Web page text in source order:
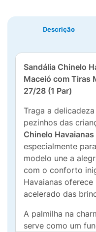
Descrição
Sandália Chinelo
Maceió com Tiras
27/28 (1 Par)
Traga a
pezinhos das
Chinelo
especialmente
modelo une a
com o conforto
Havaianas
acelerado das
A palmilha na
serve como um